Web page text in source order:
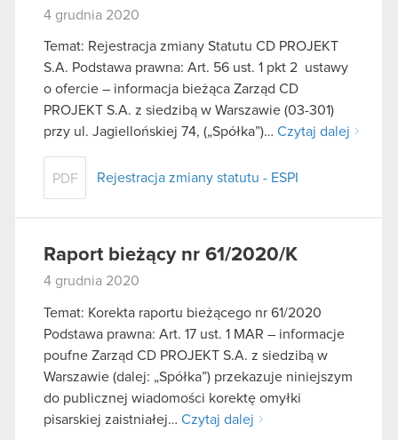
4 grudnia 2020
Temat: Rejestracja zmiany Statutu CD PROJEKT
S.A. Podstawa prawna: Art. 56 ust. 1 pkt 2 ustawy
o ofercie – informacja bieżąca Zarząd CD
PROJEKT S.A. z siedzibą w Warszawie (03-301)
przy ul. Jagiellońskiej 74, („Spółka”)… Czytaj dalej
PDF Rejestracja zmiany statutu - ESPI
Raport bieżący nr 61/2020/K
4 grudnia 2020
Temat: Korekta raportu bieżącego nr 61/2020
Podstawa prawna: Art. 17 ust. 1 MAR – informacje
poufne Zarząd CD PROJEKT S.A. z siedzibą w
Warszawie (dalej: „Spółka”) przekazuje niniejszym
do publicznej wiadomości korektę omyłki
pisarskiej zaistniałej… Czytaj dalej